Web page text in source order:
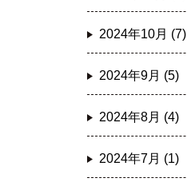
2024年10月 (7)
2024年9月 (5)
2024年8月 (4)
2024年7月 (1)